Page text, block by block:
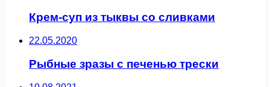
Крем-суп из тыквы со сливками
22.05.2020
Рыбные зразы с печенью трески